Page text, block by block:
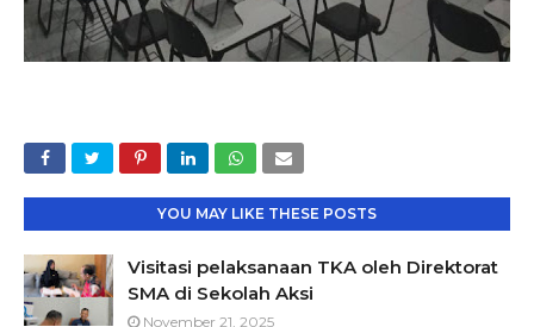
YOU MAY LIKE THESE POSTS
Visitasi pelaksanaan TKA oleh Direktorat
SMA di Sekolah Aksi
November 21, 2025